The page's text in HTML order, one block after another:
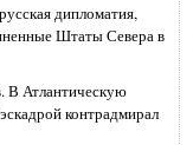
дипломатия,
Штаты Севера в
В Атлантическую
контрадмирал